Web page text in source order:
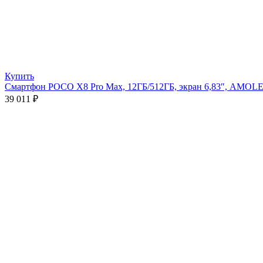
Купить
Смартфон POCO X8 Pro Max, 12ГБ/512ГБ, экран 6,83″,
39 011 ₽